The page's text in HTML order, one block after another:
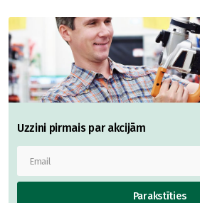
Uzzini pirmais par akcijām
Parakstīties